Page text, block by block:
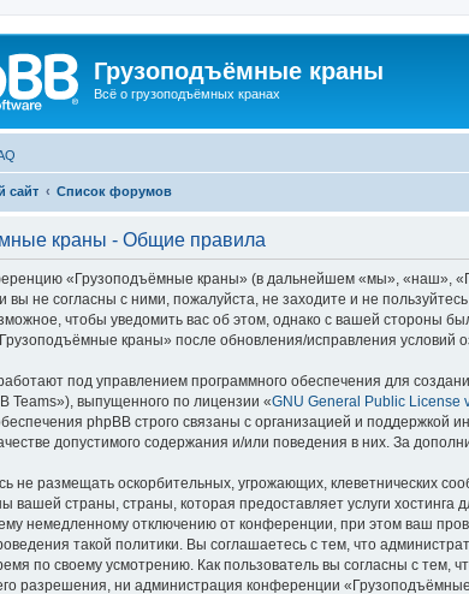
Грузоподъёмные краны
Всё о грузоподъёмных кранах
сайт Список форумов
краны - Общие правила
«Грузоподъёмные краны» (в дальнейшем «мы», «наш»,
вы не согласны с ними, пожалуйста, не заходите и не
чтобы уведомить вас об этом, однако с вашей стороны
краны» после обновления/исправления условий
под управлением программного обеспечения для
Teams»), выпущенного по лицензии «GNU General Public License
phpBB строго связаны с организацией и поддержкой
допустимого содержания и/или поведения в них. За
не размещать оскорбительных, угрожающих, клеветнических
вашей страны, страны, которая предоставляет услуги
немедленному отключению от конференции, при этом ваш
такой политики. Вы соглашаетесь с тем, что
по своему усмотрению. Как пользователь вы согласны с
разрешения, ни администрация конференции